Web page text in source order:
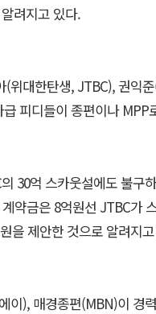
려지고 있다.
위대한탄생, JTBC), 권익
피디들이 종편이나 MPP
30억 스카웃설에도 불구
약금은 8억원선 JTBC가
을 제안한 것으로 알려지
이), 매경종편(MBN)이 경